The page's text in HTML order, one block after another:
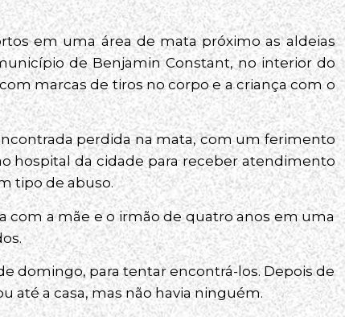
em uma área de mata próximo as aldeias
de Benjamin Constant, no interior do
marcas de tiros no corpo e a criança com o
perdida na mata, com um ferimento
hospital da cidade para receber atendimento
tipo de abuso.
com a mãe e o irmão de quatro anos em uma
domingo, para tentar encontrá-los. Depois de
até a casa, mas não havia ninguém.